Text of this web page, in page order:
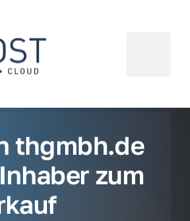
thgmbh.de
zum